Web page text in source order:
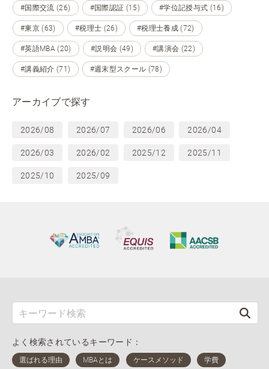
#国際交流 (26) #国際認証 (15) #学位記授与式 (16)
#東京 (63) #税理士 (26) #税理士養成 (72)
#英語MBA (20) #説明会 (49) #講演会 (22)
#講義紹介 (71) #週末型スクール (78)
アーカイブで探す
2026/08 2026/07 2026/06 2026/04
2026/03 2026/02 2025/12 2025/11
2025/10 2025/09
よく検索されているキーワード：